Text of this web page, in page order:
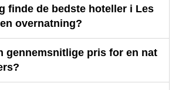
finde de bedste hoteller i Les
overnatning?
gennemsnitlige pris for en nat